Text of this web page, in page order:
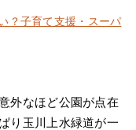
？子育て支援・スーパ
外なほど公園が点在
り玉川上水緑道が一